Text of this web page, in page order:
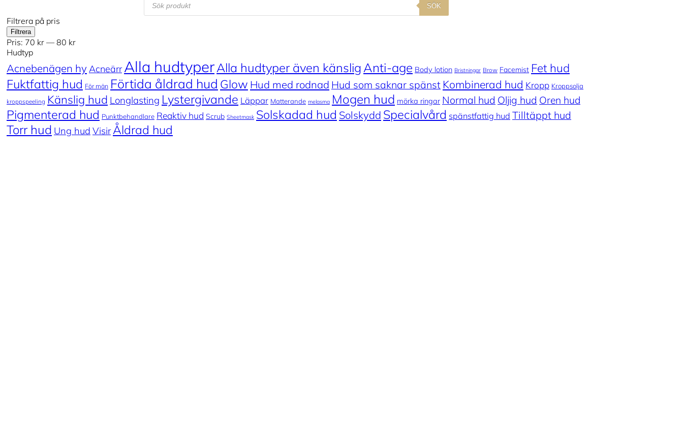
search
SÖK
Filtrera på pris
Min
pris
Max
pris
Filtrera
Pris: 70 kr —80 kr
Hudtyp
Acnebenägen hy Acneärr Alla hudtyperAlla hudtyper även känsligAnti-age Body lotion Bristningar Brow Facemist Fet hud
Fuktfattig hud För män Förtida åldrad hud Glow Hud med rodnad Hud som saknar spänst Kombinerad hud Kropp Kroppsolja
kroppspeeling Känslig hud Longlasting Lystergivande Läppar Matterande melasma Mogen hud mörka ringar Normal hud Oljig hud Oren hud
Pigmenterad hud Punktbehandlare Reaktiv hud Scrub Sheetmask Solskadad hud Solskydd Specialvård spänstfattig hud Tilltäppt hud
Torr hud Ung hud VisirÅldrad hud